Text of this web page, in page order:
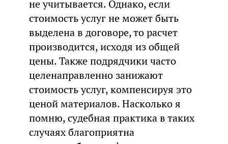
не учитывается. Однако, если
стоимость услуг не может быть
выделена в договоре, то расчет
производится, исходя из общей
цены. Также подрядчики часто
целенаправленно занижают
стоимость услуг, компенсируя это
ценой материалов. Насколько я
помню, судебная практика в таких
случаях благоприятна